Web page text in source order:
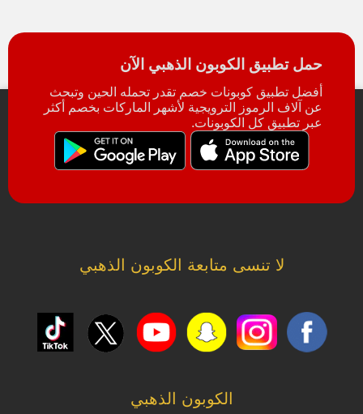
حمل تطبيق الكوبون الذهبي الآن
أفضل تطبيق كوبونات خصم تقدر تحمله الحين وتبحث
عن آلاف الرموز الترويجية لأشهر الماركات بخصم أكثر
عبر تطبيق كل الكوبونات.
لا تنسى متابعة الكوبون الذهبي
الكوبون الذهبي